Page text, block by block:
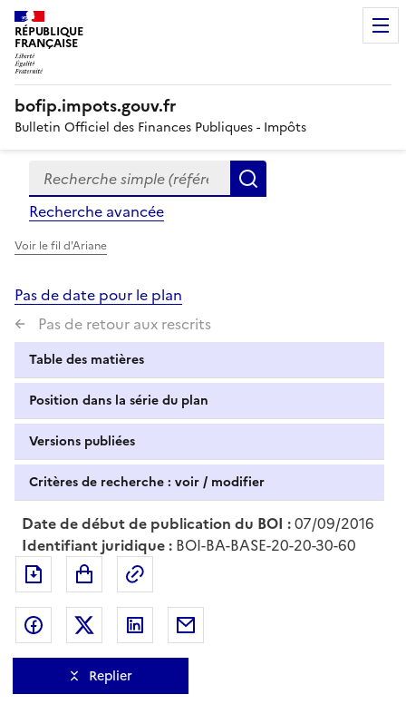
RÉPUBLIQUE
FRANÇAISE
bofip.impots.gouv.fr
Bulletin Officiel des Finances Publiques - Impôts
Formulaire
de
recherche
Recherche simple (références, mots clés, partie du
Recherche avancée
Voir le fil d'Ariane
Pas de date pour le plan
Pas de retour aux rescrits
Table des matières
Position dans la série du plan
Versions publiées
Critères de recherche : voir / modifier
Date de début de publication du BOI :07/09/2016
Identifiant juridique : BOI-BA-BASE-20-20-30-60
Exporter le document au format pdf
Partager sur Facebook
Partager sur Twitter
Partager sur LinkedIn
Replier